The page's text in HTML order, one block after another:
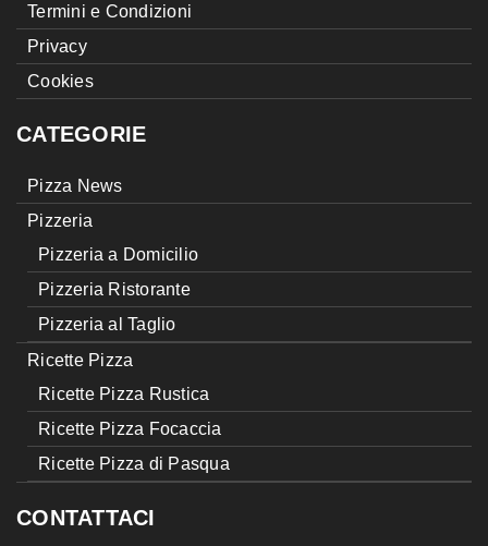
Termini e Condizioni
Privacy
Cookies
CATEGORIE
Pizza News
Pizzeria
Pizzeria a Domicilio
Pizzeria Ristorante
Pizzeria al Taglio
Ricette Pizza
Ricette Pizza Rustica
Ricette Pizza Focaccia
Ricette Pizza di Pasqua
CONTATTACI